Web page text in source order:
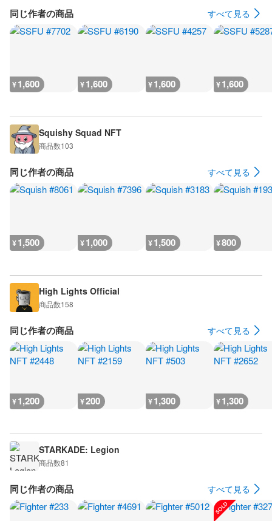
同じ作者の商品 すべて見る
¥1,600 ¥1,600 ¥1,600 ¥1,600
Squishy Squad NFT
商品数103
同じ作者の商品 すべて見る
¥1,500 ¥1,000 ¥1,500 ¥800
High Lights Official
商品数158
同じ作者の商品 すべて見る
¥1,200 ¥200 ¥1,300 ¥1,300
STARKADE: Legion
商品数81
同じ作者の商品 すべて見る